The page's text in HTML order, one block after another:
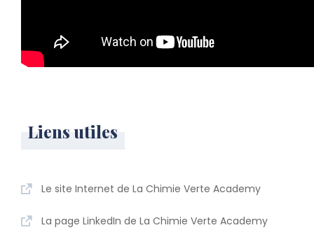
Liens utiles
Le site Internet de La Chimie Verte Academy
La page LinkedIn de La Chimie Verte Academy